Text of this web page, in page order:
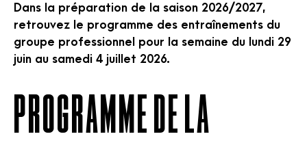
Dans la préparation de la saison 2026/2027,
retrouvez le programme des entraînements du
groupe professionnel pour la semaine du lundi 29
juin au samedi 4 juillet 2026.
Programme de la